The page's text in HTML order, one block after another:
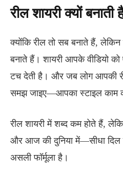
रील शायरी क्यों
क्योंकि रील तो सब बनाते हैं,
बनाते हैं। शायरी आपके वीडियो
टच देती है। और जब लोग आपकी
समझ जाइए—आपका स्टाइल काम
रील शायरी में शब्द कम होते हैं,
और आज की दुनिया में—सीधा दिल
असली फॉर्मूला है।